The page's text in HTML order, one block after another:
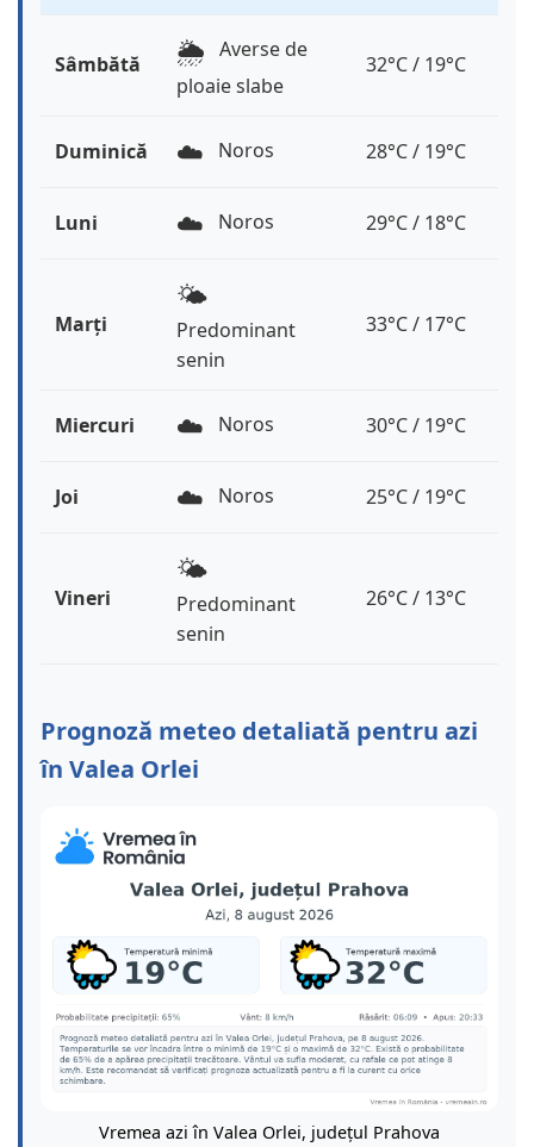
Sâmbătă 🌦️ Averse de
ploaie slabe
32°C / 19°C
Duminică ☁️ Noros 28°C / 19°C
Luni ☁️ Noros 29°C / 18°C
Marți
🌤️
Predominant
senin
33°C / 17°C
Miercuri ☁️ Noros 30°C / 19°C
Joi ☁️ Noros 25°C / 19°C
Vineri
🌤️
Predominant
senin
26°C / 13°C
Prognoză meteo detaliată pentru azi
în Valea Orlei
Vremea azi în Valea Orlei, județul Prahova